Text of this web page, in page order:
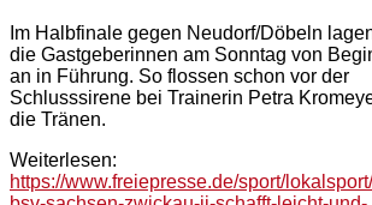
Im Halbfinale gegen Neudorf/Döbeln
die Gastgeberinnen am Sonntag von
an in Führung. So flossen schon vor der
Schlusssirene bei Trainerin Petra
die Tränen.
Weiterlesen:
https://www.freiepresse.de/sport/